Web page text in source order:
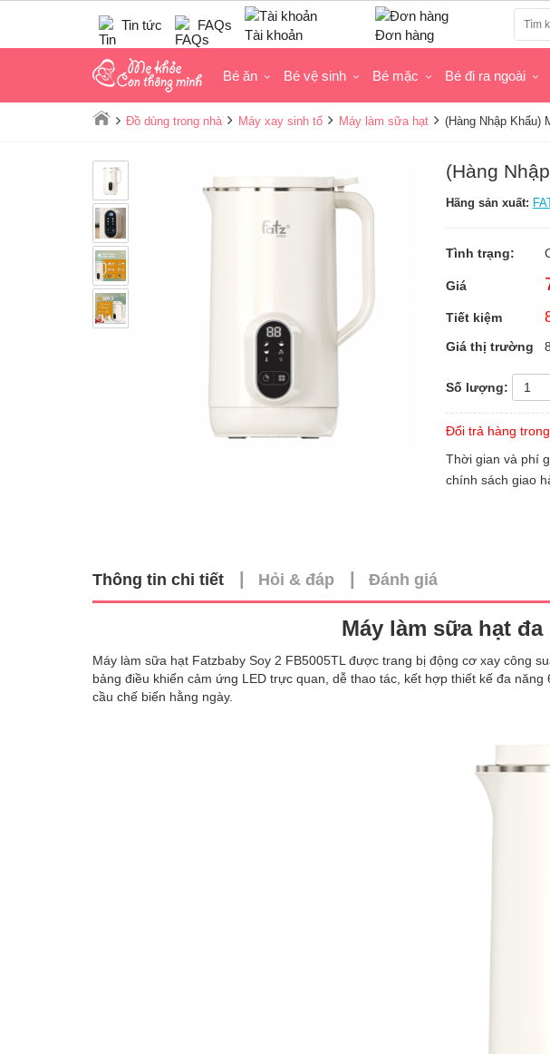
Tin tức FAQs
Tài khoản Đơn hàng
Bé ăn Bé vệ sinh Bé mặc Bé đi ra ngoài
Đồ dùng trong nhà Máy xay sinh tố Máy làm sữa hạt (Hàng Nhập Khẩu)
(Hàng
Hãng sản xuất:
Tình trạng:
Giá
Tiết kiệm
Giá thị trường
Số lượng:
Đổi trả hàng
Thời gian và phí
chính sách giao
Thông tin chi tiết Hỏi & đáp Đánh giá
Máy làm sữa hạt
Máy làm sữa hạt Fatzbaby Soy 2 FB5005TL được trang bị động cơ xay công
bảng điều khiển cảm ứng LED trực quan, dễ thao tác, kết hợp thiết kế đa
cầu chế biến hằng ngày.